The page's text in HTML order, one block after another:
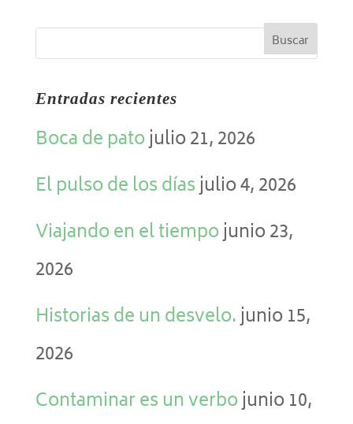
Entradas recientes
Boca de patojulio 21, 2026
El pulso de los díasjulio 4, 2026
Viajando en el tiempojunio 23,
2026
Historias de un desvelo.junio 15,
2026
Contaminar es un verbojunio 10,